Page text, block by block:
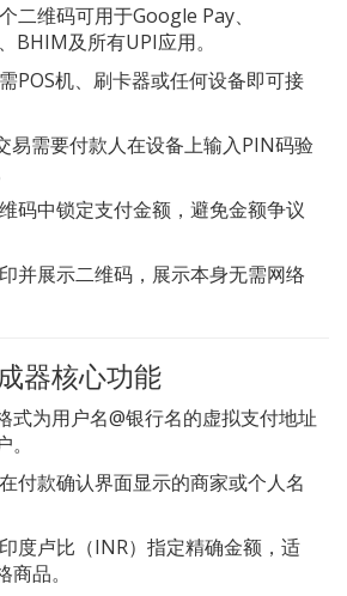
二维码可用于Google Pay、
BHIM及所有UPI应用。
POS机、刷卡器或任何设备即可接
易需要付款人在设备上输入PIN码验
码中锁定支付金额，避免金额争议
并展示二维码，展示本身无需网络
器核心功能
式为用户名@银行名的虚拟支付地址
付款确认界面显示的商家或个人名
度卢比（INR）指定精确金额，适
品。